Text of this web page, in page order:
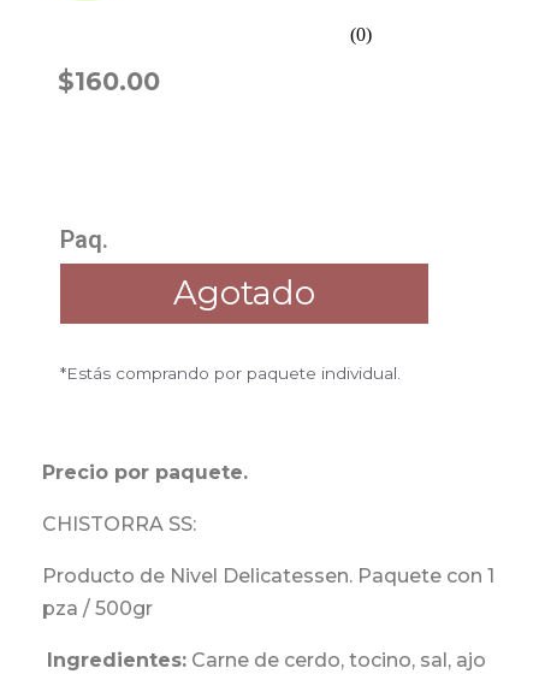
(0)
$160.00
Paq.
Agotado
*Estás comprando por paquete individual.
Precio por paquete.
CHISTORRA SS:
Producto de Nivel Delicatessen. Paquete con 1
pza / 500gr
Ingredientes: Carne de cerdo, tocino, sal, ajo